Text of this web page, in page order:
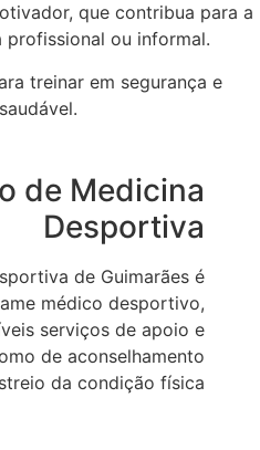
que contribua para a
profissional ou informal.
treinar em segurança e
de Medicina
Desportiva
de Guimarães é
médico desportivo,
serviços de apoio e
de aconselhamento
da condição física